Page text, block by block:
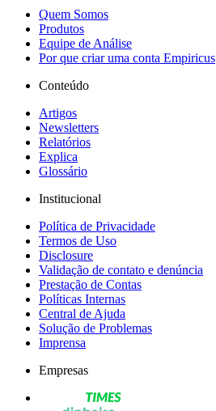
Quem Somos
Produtos
Equipe de Análise
Por que criar uma conta Empiricus
Conteúdo
Artigos
Newsletters
Relatórios
Explica
Glossário
Institucional
Política de Privacidade
Termos de Uso
Disclosure
Validação de contato e denúncia
Prestação de Contas
Políticas Internas
Central de Ajuda
Solução de Problemas
Imprensa
Empresas